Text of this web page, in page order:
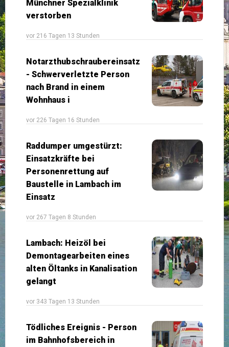
Münchner Spezialklinik
verstorben
vor 216 Tagen 13 Stunden
Notarzthubschraubereinsatz
- Schwerverletzte Person
nach Brand in einem
Wohnhaus i
vor 226 Tagen 16 Stunden
Raddumper umgestürzt:
Einsatzkräfte bei
Personenrettung auf
Baustelle in Lambach im
Einsatz
vor 267 Tagen 8 Stunden
Lambach: Heizöl bei
Demontagearbeiten eines
alten Öltanks in Kanalisation
gelangt
vor 343 Tagen 13 Stunden
Tödliches Ereignis - Person
im Bahnhofsbereich in